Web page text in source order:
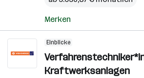
Merken
Einblicke
Kraftwerksanlagen